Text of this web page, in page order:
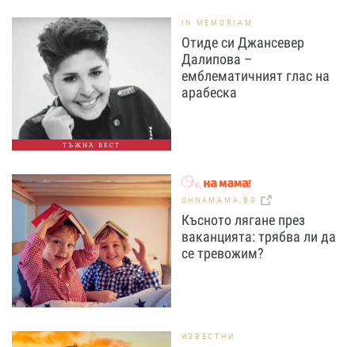
ТЪЖНА ВЕСТ
IN MEMORIAM
Отиде си Джансевер
Далипова –
емблематичният глас на
арабеска
OHNAMAMA.BG
Късното лягане през
ваканцията: трябва ли да
се тревожим?
ИЗВЕСТНИ